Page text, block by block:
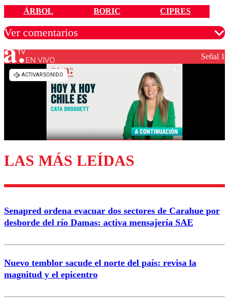
ÁRBOL BORIC CIPRES
Ver comentarios
Los comentarios son moderados para garantizar un
diálogo respetuoso.
Enviar comentario
EN VIVO Señal 1
LAS MÁS LEÍDAS
Senapred ordena evacuar dos sectores de Carahue por
desborde del río Damas: activa mensajería SAE
Nuevo temblor sacude el norte del país: revisa la
magnitud y el epicentro